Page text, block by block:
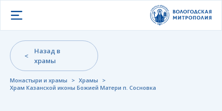
Открыть меню
Монастыри и храмы > Храмы
>
Храм Казанской иконы Божией Матери п. Сосновка
Назад в
храмы